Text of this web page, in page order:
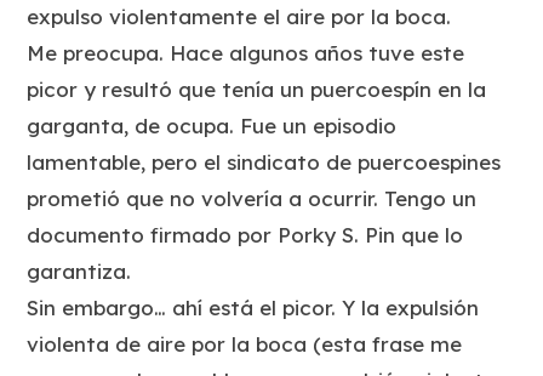
expulso violentamente el aire por la boca.
Me preocupa. Hace algunos años tuve este
picor y resultó que tenía un puercoespín en la
garganta, de ocupa. Fue un episodio
lamentable, pero el sindicato de puercoespines
prometió que no volvería a ocurrir. Tengo un
documento firmado por Porky S. Pin que lo
garantiza.
Sin embargo… ahí está el picor. Y la expulsión
violenta de aire por la boca (esta frase me